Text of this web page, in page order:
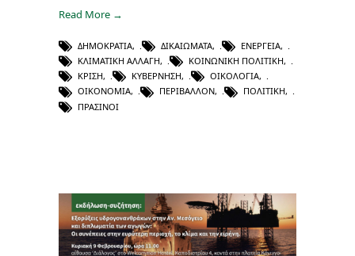
Read More →
ΔΗΜΟΚΡΑΤΊΑ, ΔΙΚΑΙΏΜΑΤΑ, ΕΝΈΡΓΕΙΑ,
ΚΛΙΜΑΤΙΚΉ ΑΛΛΑΓΉ, ΚΟΙΝΩΝΙΚΉ ΠΟΛΙΤΙΚΉ,
ΚΡΊΣΗ, ΚΥΒΈΡΝΗΣΗ, ΟΙΚΟΛΟΓΊΑ,
ΟΙΚΟΝΟΜΊΑ, ΠΕΡΙΒΆΛΛΟΝ, ΠΟΛΙΤΙΚΉ,
ΠΡΆΣΙΝΟΙ